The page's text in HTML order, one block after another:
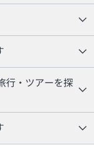
行・ツアーを探